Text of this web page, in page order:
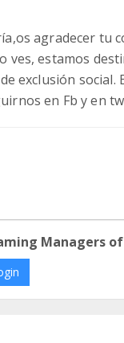
agradecer tu
ves, estamos
exclusión social.
en Fb y en
Managers